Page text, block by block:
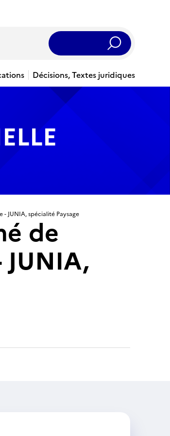
Rechercher
Décisions, Textes juridiques
JUNIA, spécialité Paysage
de